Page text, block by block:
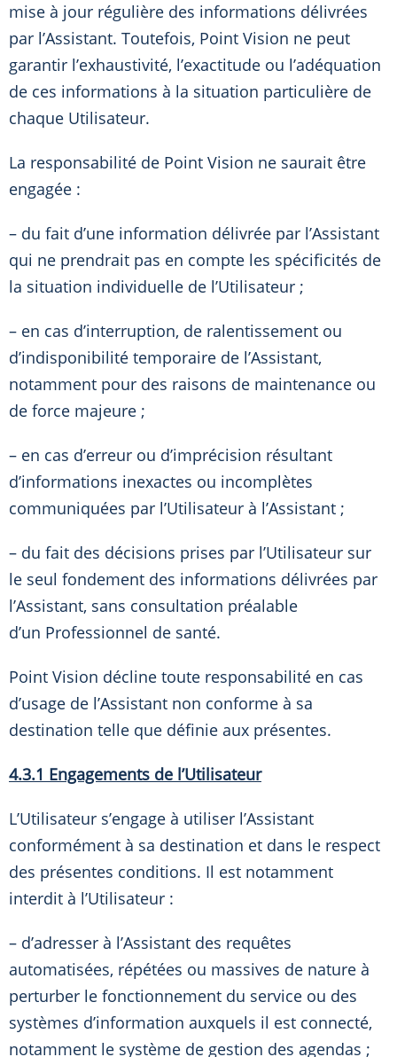
mise à jour régulière des informations délivrées
par l’Assistant. Toutefois, Point Vision ne peut
garantir l’exhaustivité, l’exactitude ou l’adéquation
de ces informations à la situation particulière de
chaque Utilisateur.
La responsabilité de Point Vision ne saurait être
engagée :
– du fait d’une information délivrée par l’Assistant
qui ne prendrait pas en compte les spécificités de
la situation individuelle de l’Utilisateur ;
– en cas d’interruption, de ralentissement ou
d’indisponibilité temporaire de l’Assistant,
notamment pour des raisons de maintenance ou
de force majeure ;
– en cas d’erreur ou d’imprécision résultant
d’informations inexactes ou incomplètes
communiquées par l’Utilisateur à l’Assistant ;
– du fait des décisions prises par l’Utilisateur sur
le seul fondement des informations délivrées par
l’Assistant, sans consultation préalable
d’un Professionnel de santé.
Point Vision décline toute responsabilité en cas
d’usage de l’Assistant non conforme à sa
destination telle que définie aux présentes.
4.3.1 Engagements de l’Utilisateur
L’Utilisateur s’engage à utiliser l’Assistant
conformément à sa destination et dans le respect
des présentes conditions. Il est notamment
interdit à l’Utilisateur :
– d’adresser à l’Assistant des requêtes
automatisées, répétées ou massives de nature à
perturber le fonctionnement du service ou des
systèmes d’information auxquels il est connecté,
notamment le système de gestion des agendas ;